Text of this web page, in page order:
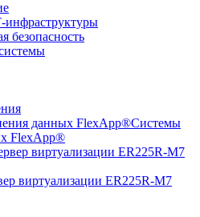
безопасность
Системы
FlexApp®
виртуализации ER225R-M7